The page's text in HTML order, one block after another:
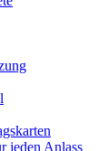
jeden Anlass